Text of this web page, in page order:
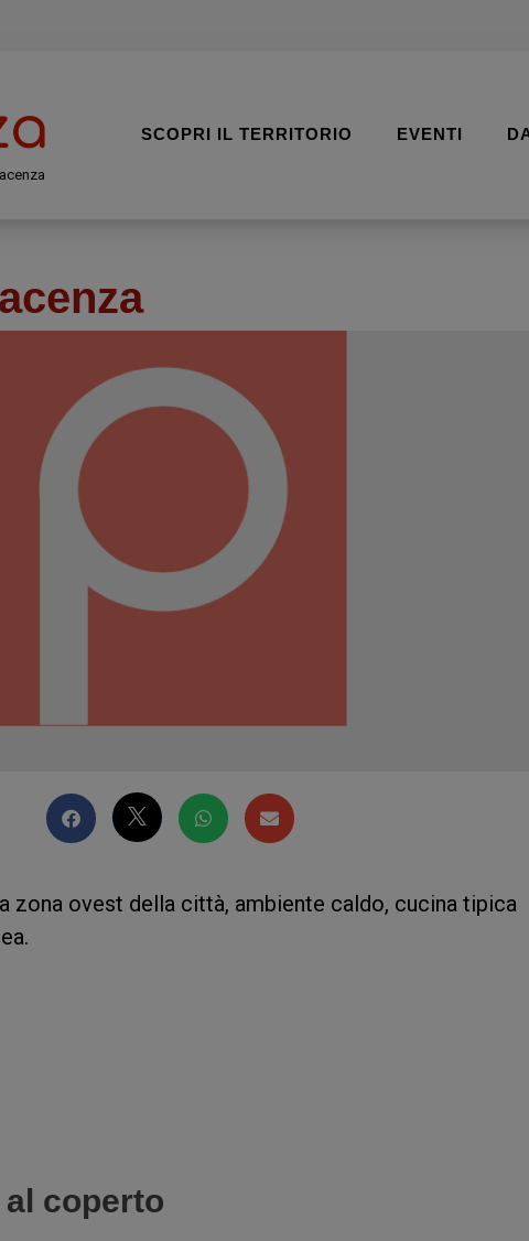
SCOPRI IL TERRITORIO EVENTI
zona ovest della città, ambiente caldo, cucina tipica
coperto